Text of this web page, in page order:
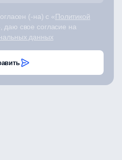
(-на) с «Политикой
даю свое согласие на
данных